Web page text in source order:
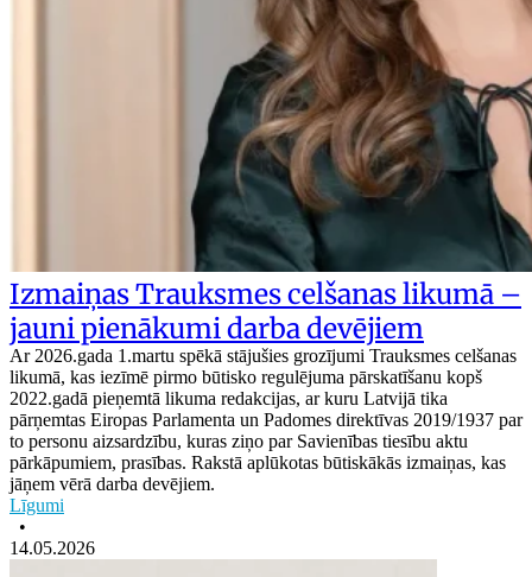
Izmaiņas Trauksmes celšanas likumā –
jauni pienākumi darba devējiem
Ar 2026.gada 1.martu spēkā stājušies grozījumi Trauksmes celšanas
likumā, kas iezīmē pirmo būtisko regulējuma pārskatīšanu kopš
2022.gadā pieņemtā likuma redakcijas, ar kuru Latvijā tika
pārņemtas Eiropas Parlamenta un Padomes direktīvas 2019/1937 par
to personu aizsardzību, kuras ziņo par Savienības tiesību aktu
pārkāpumiem, prasības. Rakstā aplūkotas būtiskākās izmaiņas, kas
jāņem vērā darba devējiem.
Līgumi
•
14.05.2026